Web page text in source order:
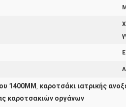
1400MM , καροτσάκι ιατρικής
καροτσακιών οργάνων